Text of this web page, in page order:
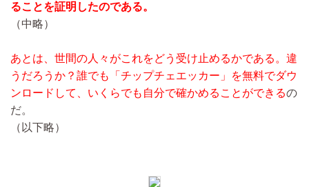
ることを証明したのである。
（中略）
あとは、世間の人々がこれをどう受け止めるかである。違
うだろうか？誰でも「チップチェエッカー」を無料でダウ
ンロードして、いくらでも自分で確かめることができるの
だ。
（以下略）